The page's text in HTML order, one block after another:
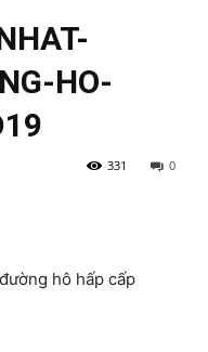
HO-
0
331